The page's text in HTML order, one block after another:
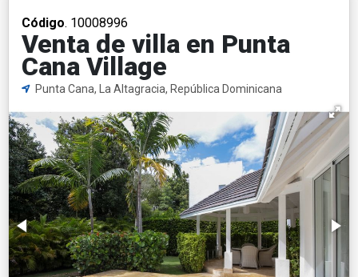
Código. 10008996
Venta de villa en Punta
Cana Village
Punta Cana, La Altagracia, República Dominicana